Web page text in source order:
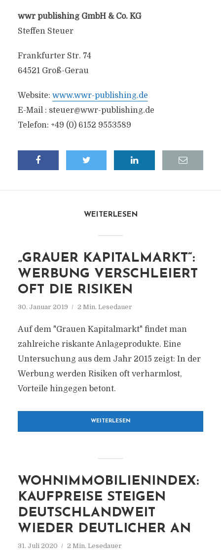
wwr publishing GmbH & Co. KG
Steffen Steuer
Frankfurter Str. 74
64521 Groß-Gerau
Website: www.wwr-publishing.de
E-Mail : steuer@wwr-publishing.de
Telefon: +49 (0) 6152 9553589
WEITERLESEN
„GRAUER KAPITALMARKT“:
WERBUNG VERSCHLEIERT
OFT DIE RISIKEN
30. Januar 2019 2 Min. Lesedauer
Auf dem "Grauen Kapitalmarkt" findet man
zahlreiche riskante Anlageprodukte. Eine
Untersuchung aus dem Jahr 2015 zeigt: In der
Werbung werden Risiken oft verharmlost,
Vorteile hingegen betont.
WEITERLESEN
WOHNIMMOBILIENINDEX:
KAUFPREISE STEIGEN
DEUTSCHLANDWEIT
WIEDER DEUTLICHER AN
31. Juli 2020 2 Min. Lesedauer